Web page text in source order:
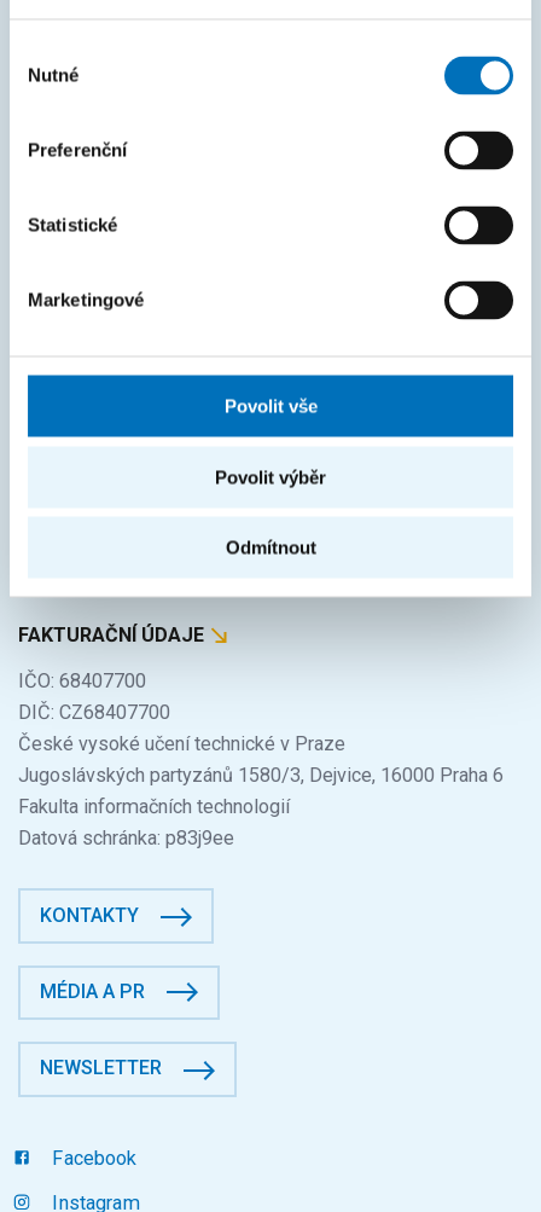
souhlasu
Nutné
Preferenční
Statistické
Marketingové
Povolit vše
Povolit výběr
Odmítnout
Courses
Úvod
Věda a výzkum
FAKTURAČNÍ ÚDAJE
IČO: 68407700
DIČ: CZ68407700
České vysoké učení technické v Praze
Jugoslávských partyzánů 1580/3, Dejvice, 16000 Praha 6
Fakulta informačních technologií
Datová schránka: p83j9ee
KONTAKTY
MÉDIA A PR
NEWSLETTER
Facebook
Instagram